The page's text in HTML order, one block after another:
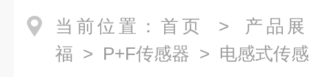
当前位置： 首页 > 产品
福 > P+F传感器 > 电感式传